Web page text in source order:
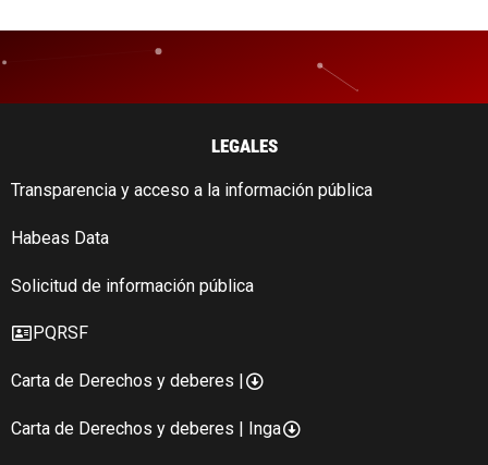
LEGALES
Transparencia y acceso a la información pública
Habeas Data
Solicitud de información pública
PQRSF
Carta de Derechos y deberes |
Carta de Derechos y deberes | Inga